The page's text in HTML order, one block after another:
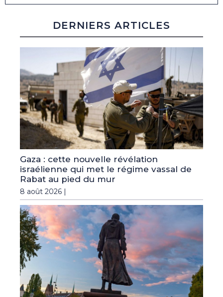
DERNIERS ARTICLES
Gaza : cette nouvelle révélation
israélienne qui met le régime vassal de
Rabat au pied du mur
8 août 2026 |